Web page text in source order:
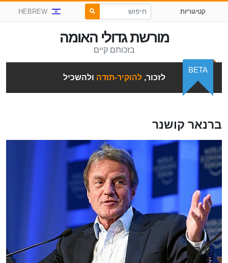
קטיגוריות HEBREW
מורשת גדולי האומה
בזכותם קיים
לזכור,להוקיר-תודה ולהשכיל
BETA
ברנאר קושנר